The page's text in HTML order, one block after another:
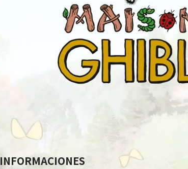
INFORMACIONES